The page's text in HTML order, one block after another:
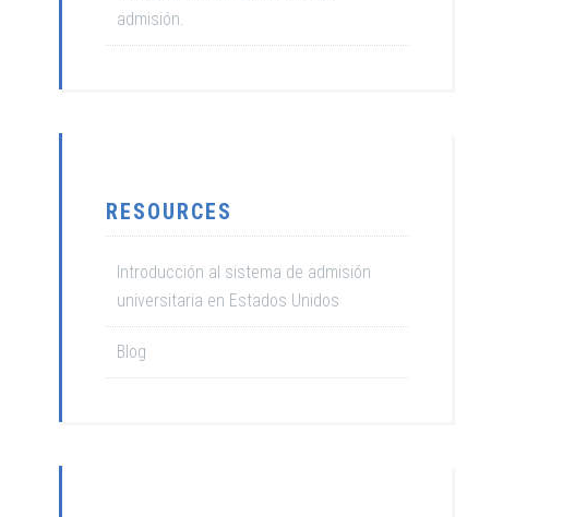
admisión.
RESOURCES
Introducción al sistema de admisión
universitaria en Estados Unidos
Blog